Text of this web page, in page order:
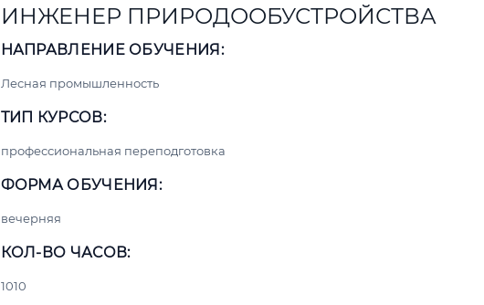
ИНЖЕНЕР ПРИРОДООБУСТРОЙСТВА
НАПРАВЛЕНИЕ ОБУЧЕНИЯ:
Лесная промышленность
ТИП КУРСОВ:
профессиональная переподготовка
ФОРМА ОБУЧЕНИЯ:
вечерняя
КОЛ-ВО ЧАСОВ:
1010